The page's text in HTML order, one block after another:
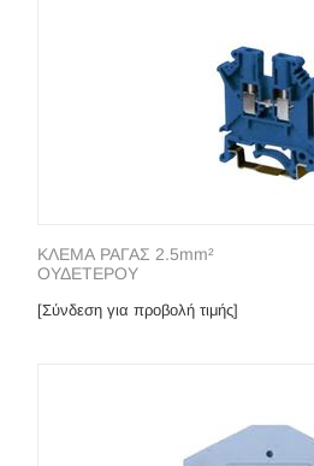
ΚΛΕΜΑ ΡΑΓΑΣ 2.5mm²
ΟΥΔΕΤΕΡΟΥ
[Σύνδεση για προβολή τιμής]